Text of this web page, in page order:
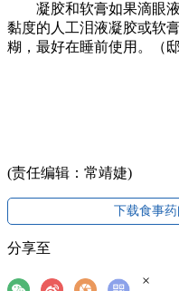
凝胶和软膏如果滴眼液
黏度的人工泪液凝胶或软
糊，最好在睡前使用。（邸
(责任编辑：常靖婕)
下载食事
分享至
×